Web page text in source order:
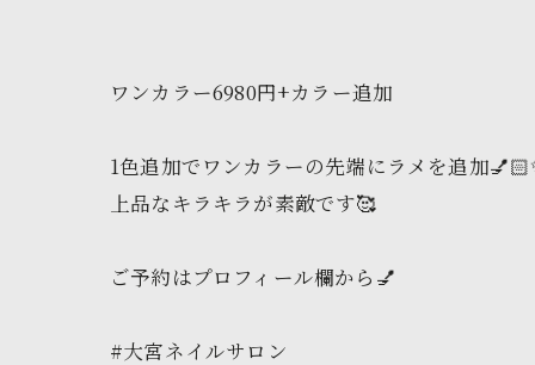
ワンカラー6980円+カラー追加
1色追加でワンカラーの先端にラメを追加
上品なキラキラが素敵です🥰
ご予約はプロフィール欄から💅
#大宮ネイルサロン